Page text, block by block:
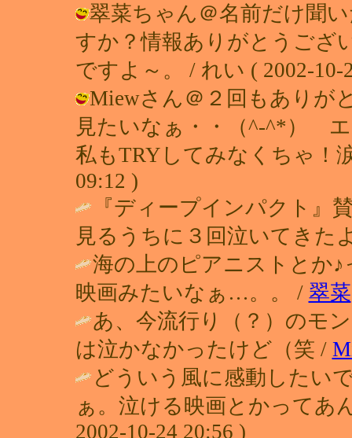
翠菜ちゃん＠名前だけ聞
すか？情報ありがとうござ
ですよ～。 / れい ( 2002-10-
Miewさん＠２回もありが
見たいなぁ・・（^-^*）
私もTRYしてみなくちゃ！
09:12 )
『ディープインパクト』
見るうちに３回泣いてきた
海の上のピアニストとか
映画みたいなぁ…。。 / 翠菜
あ、今流行り（？）のモ
は泣かなかったけど（笑 /
どういう風に感動したい
ぁ。泣ける映画とかってあ
2002-10-24 20:56 )